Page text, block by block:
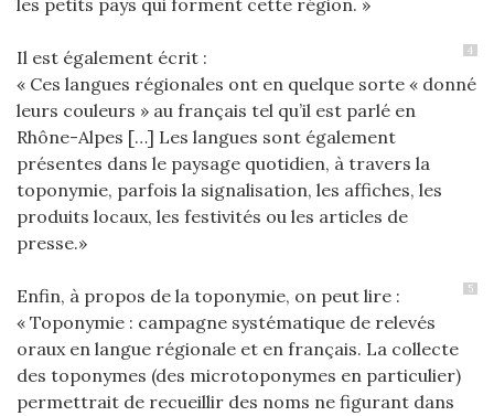
les petits pays qui forment cette région. »
4
Il est également écrit :
« Ces langues régionales ont en quelque sorte « donné
leurs couleurs » au français tel qu’il est parlé en
Rhône-Alpes […] Les langues sont également
présentes dans le paysage quotidien, à travers la
toponymie, parfois la signalisation, les affiches, les
produits locaux, les festivités ou les articles de
presse.»
5
Enfin, à propos de la toponymie, on peut lire :
« Toponymie : campagne systématique de relevés
oraux en langue régionale et en français. La collecte
des toponymes (des microtoponymes en particulier)
permettrait de recueillir des noms ne figurant dans